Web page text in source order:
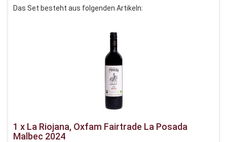
Das Set besteht aus folgenden Artikeln:
1 x La Riojana, Oxfam Fairtrade La Posada
Malbec 2024